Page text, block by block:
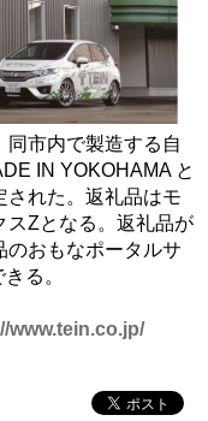
市内で製造する自
IN YOKOHAMA と
された。返礼品はモ
スZとなる。返礼品が
のおもなポータルサ
る。
www.tein.co.jp/